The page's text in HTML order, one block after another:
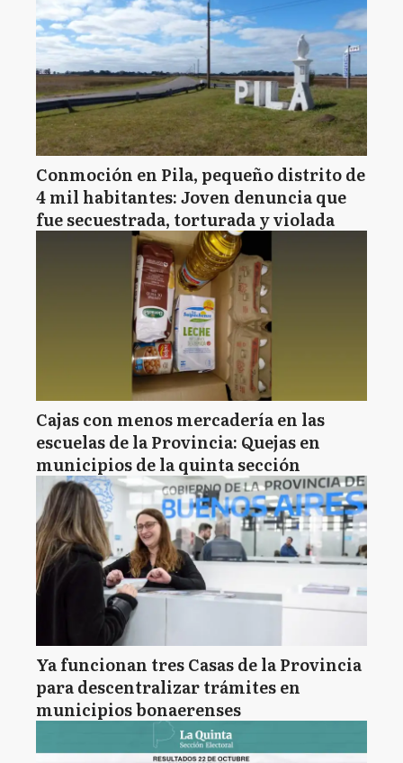
Conmoción en Pila, pequeño distrito de
4 mil habitantes: Joven denuncia que
fue secuestrada, torturada y violada
Cajas con menos mercadería en las
escuelas de la Provincia: Quejas en
municipios de la quinta sección
Ya funcionan tres Casas de la Provincia
para descentralizar trámites en
municipios bonaerenses